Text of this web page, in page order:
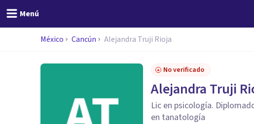
Menú
México Cancún Alejandra Truji Rioja
No verificado
Alejandra Truji
Lic en psicología.
en tanatología